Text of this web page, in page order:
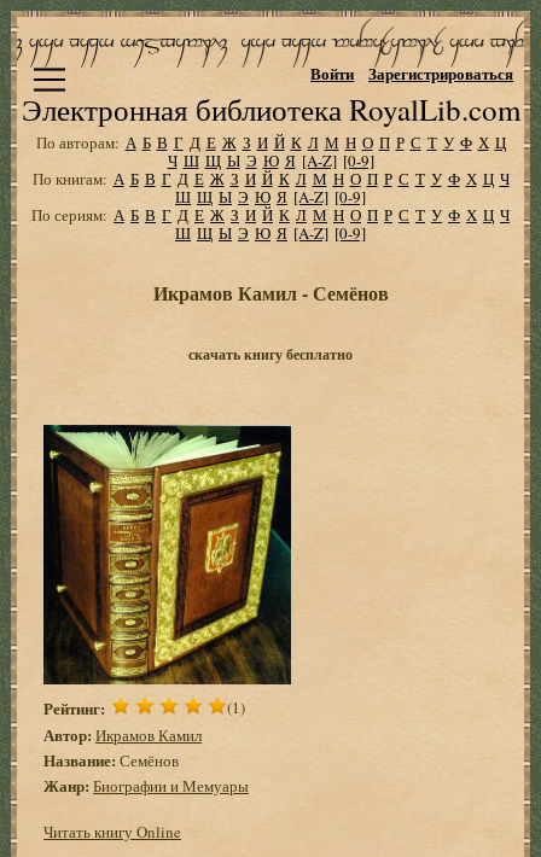
Электронная библиотека RoyalLib.com
Войти Зарегистрироваться
По авторам: А Б В Г Д Е Ж З И Й К Л М Н О П Р С Т У Ф Х Ц
Ч Ш Щ Ы Э Ю Я [A-Z] [0-9]
По книгам: А Б В Г Д Е Ж З И Й К Л М Н О П Р С Т У Ф Х Ц Ч
Ш Щ Ы Э Ю Я [A-Z] [0-9]
По сериям: А Б В Г Д Е Ж З И Й К Л М Н О П Р С Т У Ф Х Ц Ч
Ш Щ Ы Э Ю Я [A-Z] [0-9]
Икрамов Камил - Семёнов
скачать книгу бесплатно
Рейтинг: (1)
Автор: Икрамов Камил
Название: Семёнов
Жанр: Биографии и Мемуары
Читать книгу Online